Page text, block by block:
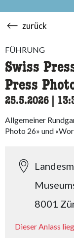
zurück
FÜHRUNG
Swiss
Press
25.5.2026
Allgemeiner
Photo 26» und
8001
Dieser Anlass